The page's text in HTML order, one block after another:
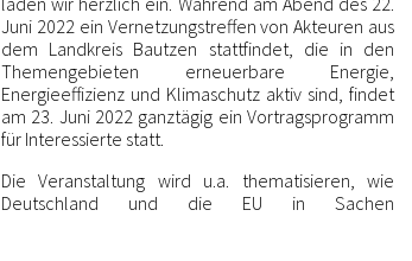
Juni 2022 ein Vernetzungstreffen von Akteuren aus
dem Landkreis Bautzen stattfindet, die in den
Themengebieten erneuerbare Energie,
Energieeffizienz und Klimaschutz aktiv sind, findet
am 23. Juni 2022 ganztägig ein Vortragsprogramm
für Interessierte statt.
Die Veranstaltung wird u.a. thematisieren, wie
Deutschland und die EU in Sachen